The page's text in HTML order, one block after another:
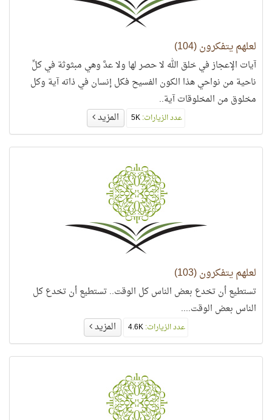
لعلهم يتفكرون (104)
آيات الإعجاز في خلق الله لا حصر لها ولا عدَّ وهي مبثوثة في كلِّ
ناحية من نواحي هذا الكون الفسيح فكل إنسان في ذاته آية وكل
مخلوق من المخلوقات آية..
عدد الزيارات: المزيد
لعلهم يتفكرون (103)
تستطيع أن تخدع بعض الناس كل الوقت.. تستطيع أن تخدع كل
الناس بعض الوقت....
عدد الزيارات: المزيد